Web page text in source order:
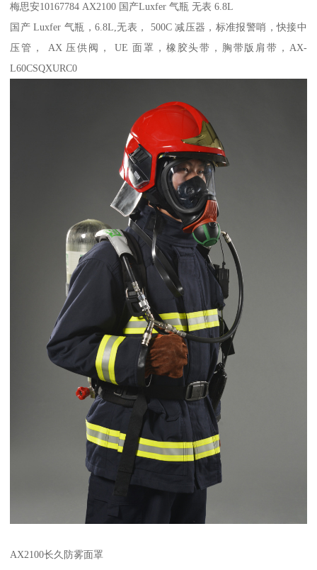
梅思安10167784 AX2100 国产Luxfer 气瓶 无表 6.8L
国产 Luxfer 气瓶，6.8L,无表， 500C 减压器，标准报警哨，快接中
压管， AX 压供阀， UE 面罩，橡胶头带，胸带版肩带，AX-
L60CSQXURC0
AX2100长久防雾面罩